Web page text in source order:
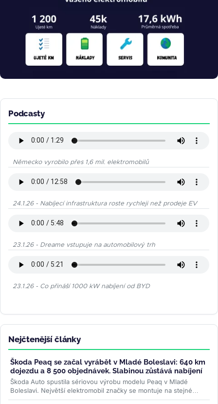
Podcasty
Německo vyrobilo přes 1,6 mil. elektromobilů
24.1.26 - Nabíjecí infrastruktura roste rychleji než prodeje EV
23.1.26 - Dreame vstupuje na automobilový trh
23.1.26 - Co přináší 1000 kW nabíjení od BYD
Nejčtenější články
Škoda Peaq se začal vyrábět v Mladé Boleslavi: 640 km
dojezdu a 8 500 objednávek. Slabinou zůstává nabíjení
Škoda Auto spustila sériovou výrobu modelu Peaq v Mladé
Boleslavi. Největší elektromobil značky se montuje na stejné
lince jako Enyaq a...>>